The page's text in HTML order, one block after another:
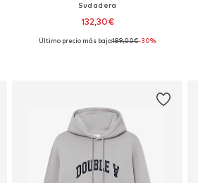
Sudadera
132,30€
Tallas disponibles: XS, S, M, L, XL
Último precio más bajo:189,00€-30%